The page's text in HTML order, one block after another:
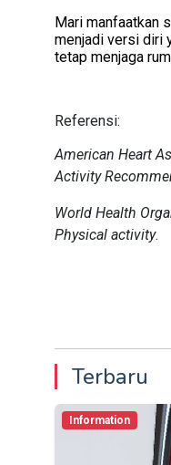
Mari manfaatkan
menjadi versi diri
tetap menjaga
Referensi:
American Heart
Activity
World Health
Physical activity.
Terbaru
Information